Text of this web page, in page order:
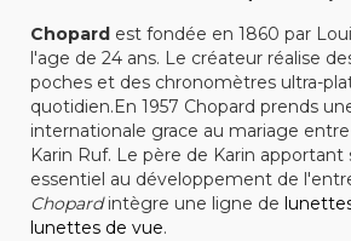
Chopard est fondée en 1860 par
l'age de 24 ans. Le créateur réalise
poches et des chronomètres ultra-
quotidien.En 1957 Chopard prends
internationale grace au mariage
Karin Ruf. Le père de Karin apportant
essentiel au développement de
Chopardintègre une ligne de
lunettes de vue.